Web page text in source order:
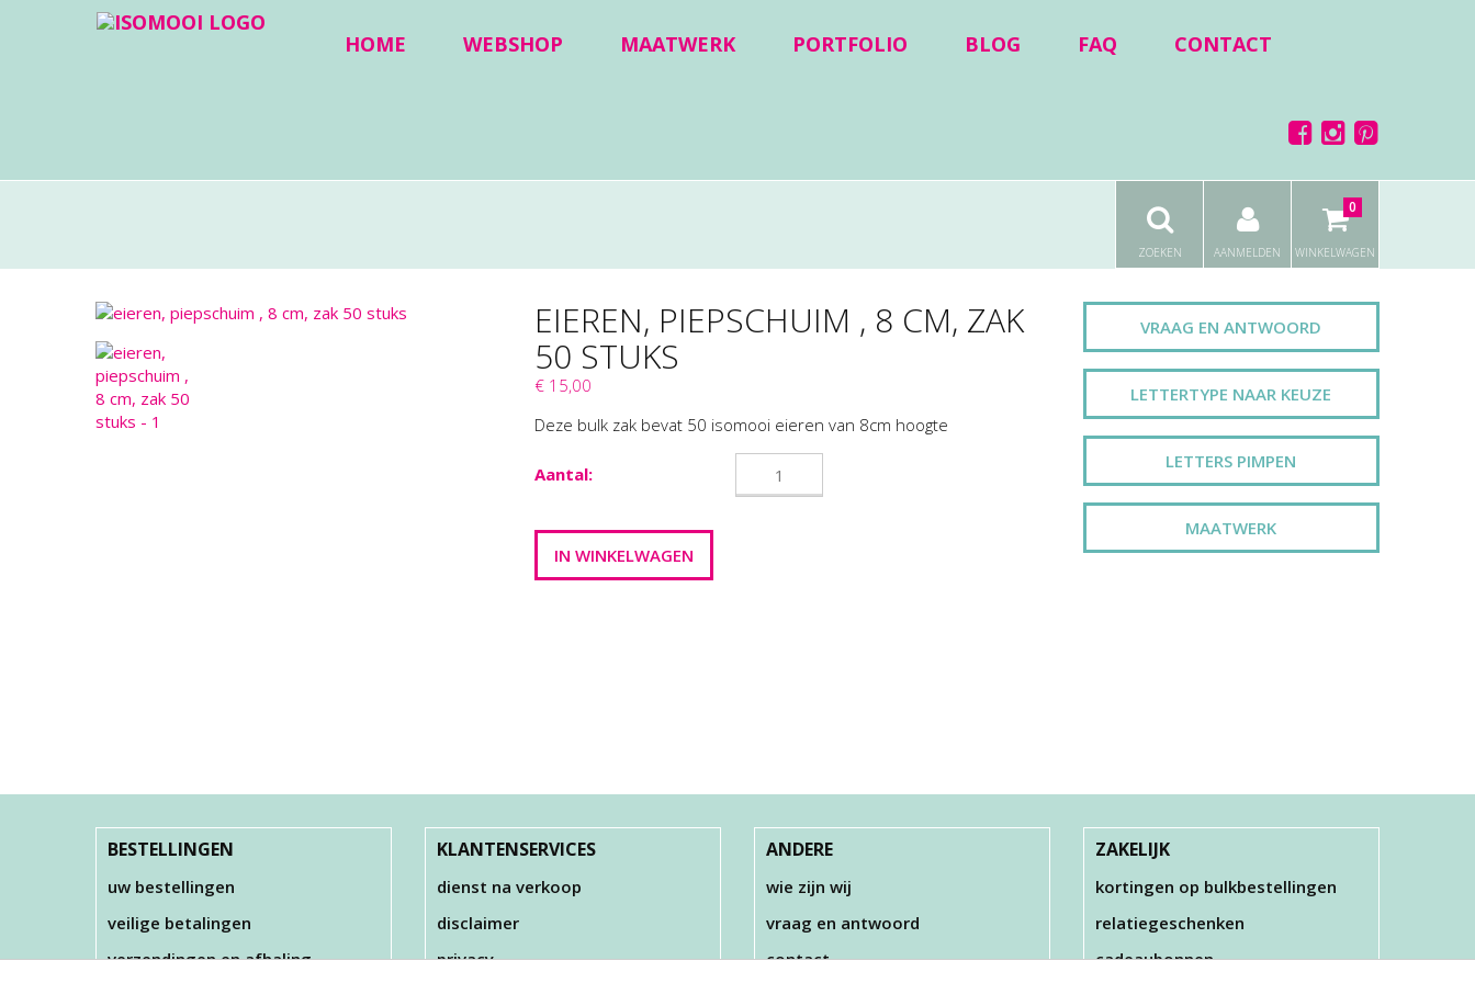
HOME WEBSHOP MAATWERK PORTFOLIO BLOG FAQ CONTACT
ZOEKEN AANMELDEN WINKELWAGEN
0
EIEREN, PIEPSCHUIM , 8 CM, ZAK
50 STUKS
€ 15,00
Deze bulk zak bevat 50 isomooi eieren van 8cm hoogte
Aantal:
VRAAG EN ANTWOORD
LETTERTYPE NAAR KEUZE
LETTERS PIMPEN
MAATWERK
BESTELLINGEN
uw bestellingen
veilige betalingen
verzendingen en afhaling
KLANTENSERVICES
dienst na verkoop
disclaimer
privacy
ANDERE
wie zijn wij
vraag en antwoord
contact
ZAKELIJK
kortingen op bulkbestellingen
relatiegeschenken
cadeaubonnen